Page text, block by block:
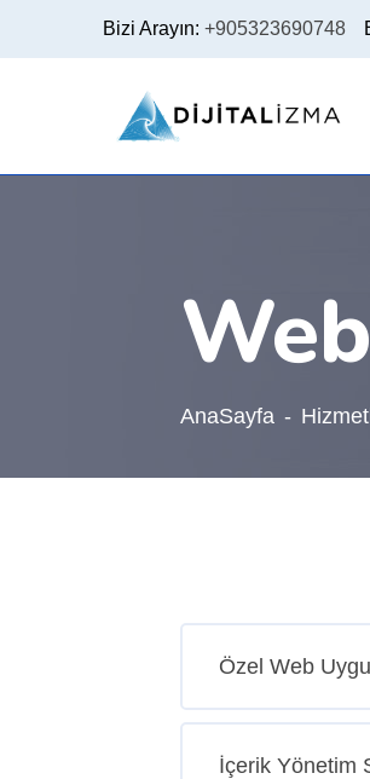
Bizi Arayın: +905323690748
AnaSayfa
Özel Web
İçerik Yönetim